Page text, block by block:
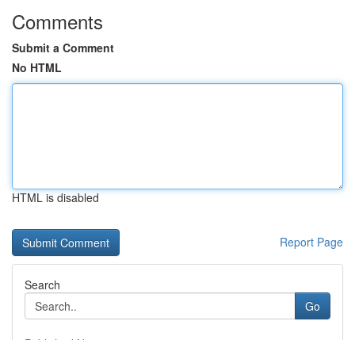
Comments
Submit a Comment
No HTML
HTML is disabled
Report Page
Search
Go